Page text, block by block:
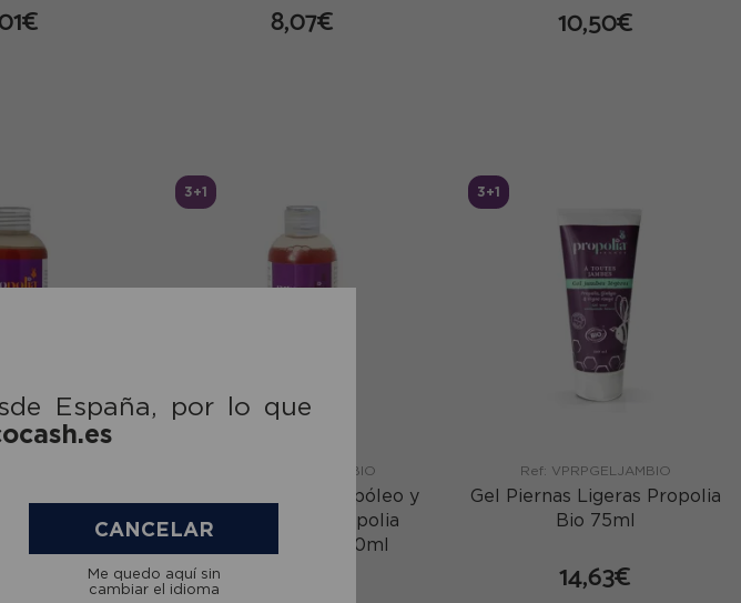
8,07€ 10,50€
Mandarina
3+1
Ref: VPRPGELINTIBIO
Gel íntimo con Propóleo y
Árbol del Té Propolia
Propolia Bio 200ml
3+1
Ref: VPRPGELJAMBIO
Gel Piernas Ligeras Propolia
Bio 75ml
14,63€
España, por lo que
CANCELAR
Me quedo aquí sin
cambiar el idioma